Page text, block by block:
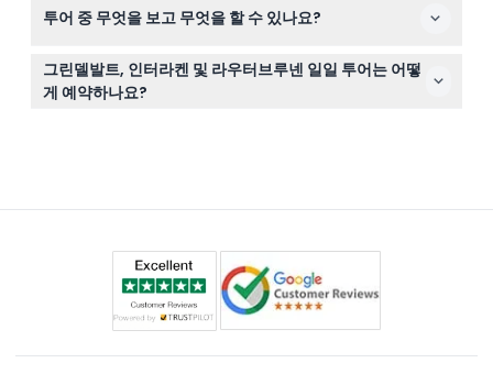
델발트 및 라우터브루넨에서의 자유 시간이 포함되어 있습
습니다.
투어 중 무엇을 보고 무엇을 할 수 있나요?
아이거, 묀히, 융프라우 봉우리의 멋진 경관을 감상하고, 그
린델발트 마을을 약 3.5시간 자유롭게 탐험하며, 스타우바
흐 폭포 등 상징적인 장소를 방문합니다. 퍼스트 절벽 산책
그린델발트, 인터라켄 및 라우터브루넨 일일 투어는 어떻
게 예약하나요?